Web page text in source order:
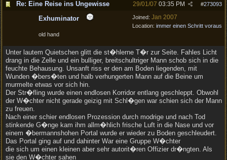
Re: Eine Reise ins Ungewisse #273093
29/01/07 03:35 PM
Joined: Jan 2007
Location: immer einen Schritt voraus
Exhuminator
old hand
Unter lautem Quietschen glitt die st�hlerne T�r zur Seite. Fahles Licht
drang in die Zelle und ein bulliger, breitschultriger Mann schob sich in die
feuchte Behausung. Unsanft riss er den am Boden liegenden, mit
Wunden �bers�ten und halb verhungerten Mann auf die Beine um
murmelte etwas vor sich hin.
Der Str�fling wurde einen endlosen Korridor entlang geschleppt. Obwohl
der W�chter nicht gerade geizig mit Schl�gen war schien sich der Mann
zu freuen.
Nach einer schier endlosen Prozession durch modrige und nach Tod
stinkende G�nge kam ihm allm�hlich frische Luft in die Nase und vor
einem �bermannshohen Portal wurde er wieder zu Boden geschleudert.
Das Portal ging auf und dahinter War eine Gruppe W�chter
die sich um einen kleinen aber sehr autorit�ren Offizier dr�ngten. Als
sie den W�chter sahen